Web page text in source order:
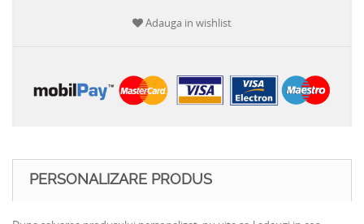
Adauga in wishlist
PERSONALIZARE PRODUS